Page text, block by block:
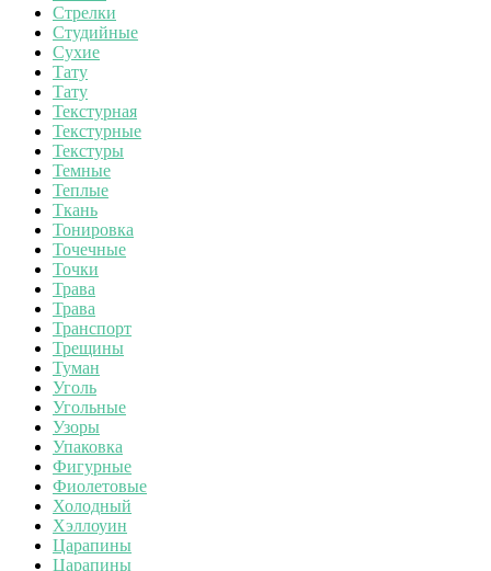
Стрелки
Студийные
Сухие
Тату
Тату
Текстурная
Текстурные
Текстуры
Темные
Теплые
Ткань
Тонировка
Точечные
Точки
Трава
Трава
Транспорт
Трещины
Туман
Уголь
Угольные
Узоры
Упаковка
Фигурные
Фиолетовые
Холодный
Хэллоуин
Царапины
Царапины